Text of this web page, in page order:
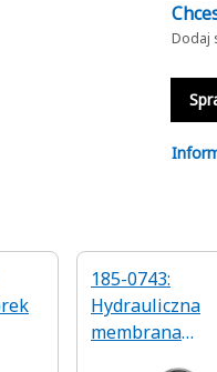
Dodaj
185-0743:
Hydrauliczna
membrana